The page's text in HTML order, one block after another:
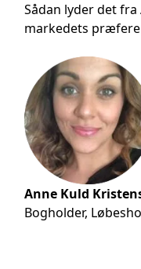
Sådan lyder det
markedets
Anne Kuld
Bogholder,